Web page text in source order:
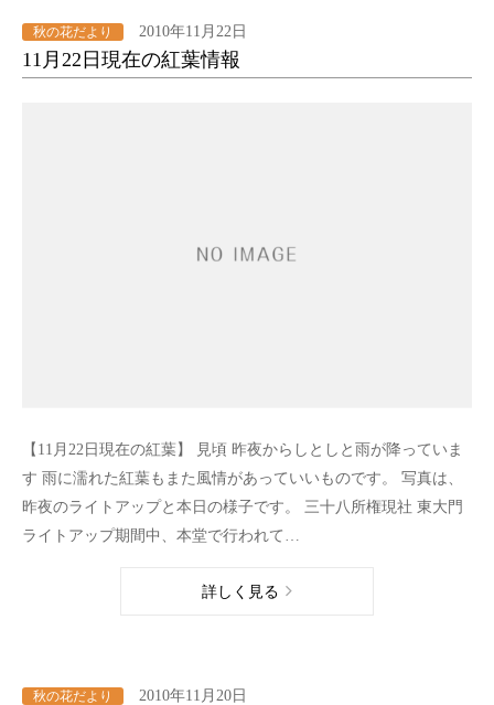
秋の花だより 2010年11月22日
11月22日現在の紅葉情報
【11月22日現在の紅葉】 見頃 昨夜からしとしと雨が降っていま
す 雨に濡れた紅葉もまた風情があっていいものです。 写真は、
昨夜のライトアップと本日の様子です。 三十八所権現社 東大門
ライトアップ期間中、本堂で行われて…
詳しく見る
秋の花だより 2010年11月20日